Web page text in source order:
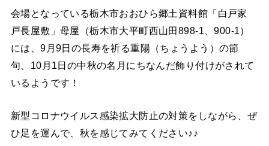
会場となっている栃木市おおひら郷土資料館「白戸家
戸長屋敷」母屋（栃木市大平町西山田898-1、900-1）
には、9月9日の長寿を祈る重陽（ちょうよう）の節
句、10月1日の中秋の名月にちなんだ飾り付けがされて
いるようです！
新型コロナウイルス感染拡大防止の対策をしながら、ぜ
ひ足を運んで、秋を感じてみてください♪♪